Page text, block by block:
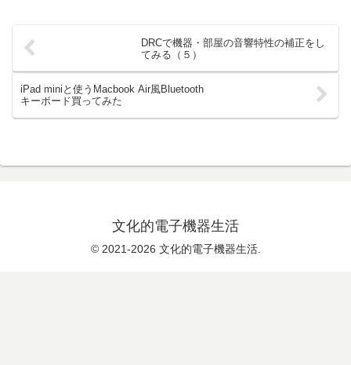
DRCで機器・部屋の音響特性の補正をし
てみる（５）
iPad miniと使うMacbook Air風Bluetooth
キーボード買ってみた
文化的電子機器生活
© 2021-2026 文化的電子機器生活.